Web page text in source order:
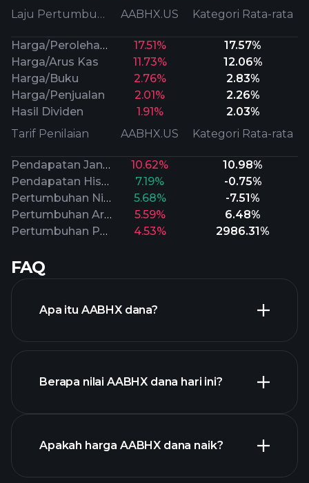
Laju Pertumbuhan AABHX.US Kategori Rata-rata
Harga/Perolehan Prospektif 17.51%
17.57%
Harga/Arus Kas
11.73%
12.06%
Harga/Buku
2.76%
2.83%
Harga/Penjualan
2.01%
2.26%
Hasil Dividen
1.91%
2.03%
Tarif Penilaian
AABHX.US Kategori Rata-rata
Pendapatan Jangka Panjang 10.62%
10.98%
Pendapatan Historis
7.19%
-0.75%
Pertumbuhan Nilai Buku
5.68%
-7.51%
Pertumbuhan Arus Kas
5.59%
6.48%
Pertumbuhan Penjualan
4.53% 2986.31%
FAQ
Apa itu AABHX dana?
Berapa nilai AABHX dana hari ini?
chart
Apakah harga AABHX dana naik?